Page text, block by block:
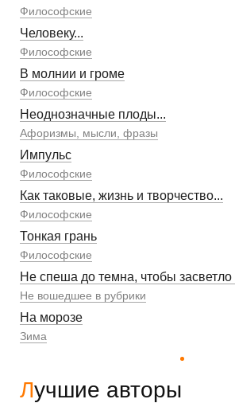
Философские
Человеку...
Философские
В молнии и громе
Философские
Неоднозначные плоды...
Афоризмы, мысли, фразы
Импульс
Философские
Как таковые, жизнь и творчество...
Философские
Тонкая грань
Философские
Не спеша до темна, чтобы засветло
Не вошедшее в рубрики
На морозе
Зима
Лучшие авторы